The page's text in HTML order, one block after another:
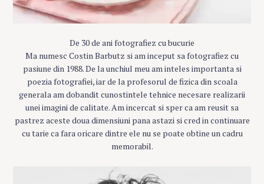
De 30 de ani fotografiez cu bucurie
Ma numesc Costin Barbutz si am inceput sa fotografiez cu
pasiune din 1988. De la unchiul meu am inteles importanta si
poezia fotografiei, iar de la profesorul de fizica din scoala
generala am dobandit cunostintele tehnice necesare realizarii
unei imagini de calitate. Am incercat si sper ca am reusit sa
pastrez aceste doua dimensiuni pana astazi si cred in continuare
cu tarie ca fara oricare dintre ele nu se poate obtine un cadru
memorabil.